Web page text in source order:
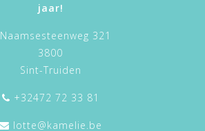
jaar!
Naamsesteenweg 321
3800
Sint-Truiden
+32472 72 33 81
lotte@kamelie.be